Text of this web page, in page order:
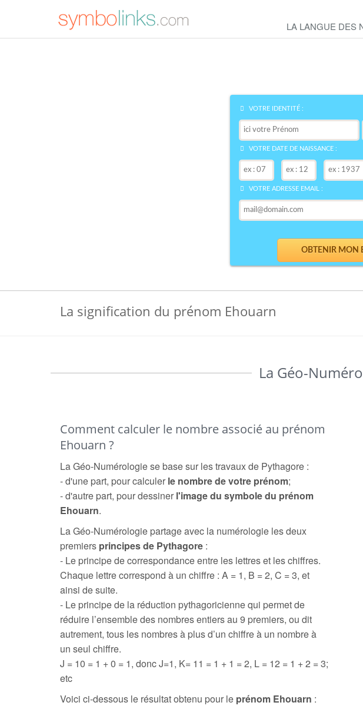
LA LANGUE DES
VOTRE IDENTITÉ :
VOTRE DATE DE NAISSANCE :
VOTRE ADRESSE EMAIL :
La signification du prénom Ehouarn
La Géo-
Comment calculer le nombre associé au prénom
Ehouarn ?
La Géo-Numérologie se base sur les travaux de Pythagore :
- d'une part, pour calculer le nombre de votre prénom;
- d'autre part, pour dessiner l'image du symbole du prénom
Ehouarn.
La Géo-Numérologie partage avec la numérologie les deux
premiers principes de Pythagore :
- Le principe de correspondance entre les lettres et les chiffres.
Chaque lettre correspond à un chiffre : A = 1, B = 2, C = 3, et
ainsi de suite.
- Le principe de la réduction pythagoricienne qui permet de
réduire l’ensemble des nombres entiers au 9 premiers, ou dit
autrement, tous les nombres à plus d’un chiffre à un nombre à
un seul chiffre.
J = 10 = 1 + 0 = 1, donc J=1, K= 11 = 1 + 1 = 2, L = 12 = 1 + 2 = 3;
etc
Voici ci-dessous le résultat obtenu pour le prénom Ehouarn :